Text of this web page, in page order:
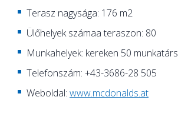
Terasz nagysága: 176 m2
Ülőhelyek számaa teraszon: 80
Munkahelyek: kereken 50 munkatárs
Telefonszám: +43-3686-28 505
Weboldal: www.mcdonalds.at